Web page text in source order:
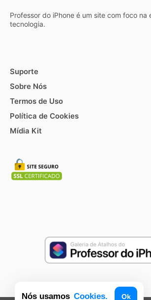
Professor do iPhone é um site com foco na
tecnologia.
Suporte
Sobre Nós
Termos de Uso
Política de Cookies
Mídia Kit
Nós usamos Cookies. Ok